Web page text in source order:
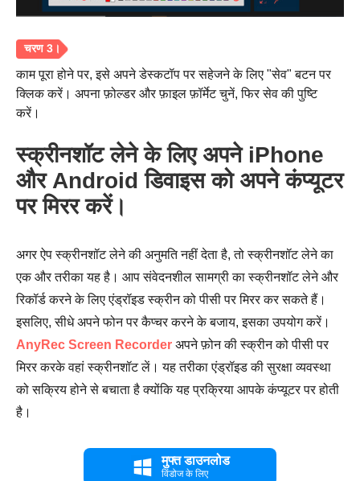
काम पूरा होने पर, इसे अपने डेस्कटॉप पर सहेजने के लिए "सेव" बटन पर
क्लिक करें। अपना फ़ोल्डर और फ़ाइल फ़ॉर्मेट चुनें, फिर सेव की पुष्टि
करें।
स्क्रीनशॉट लेने के लिए अपने iPhone
और Android डिवाइस को अपने कंप्यूटर
पर मिरर करें।
अगर ऐप स्क्रीनशॉट लेने की अनुमति नहीं देता है, तो स्क्रीनशॉट लेने का
एक और तरीका यह है। आप संवेदनशील सामग्री का स्क्रीनशॉट लेने और
रिकॉर्ड करने के लिए एंड्रॉइड स्क्रीन को पीसी पर मिरर कर सकते हैं।
इसलिए, सीधे अपने फोन पर कैप्चर करने के बजाय, इसका उपयोग करें।
AnyRec Screen Recorder अपने फ़ोन की स्क्रीन को पीसी पर
मिरर करके वहां स्क्रीनशॉट लें। यह तरीका एंड्रॉइड की सुरक्षा व्यवस्था
को सक्रिय होने से बचाता है क्योंकि यह प्रक्रिया आपके कंप्यूटर पर होती
है।
मुफ्त डाउनलोड
विंडोज के लिए